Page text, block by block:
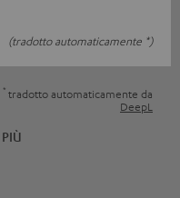
(tradotto automaticamente *)
* tradotto automaticamente da
DeepL